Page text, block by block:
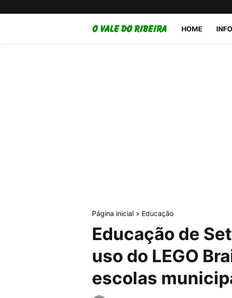
HOME
Página inicial Educação
Educação de
uso do LEGO
escolas